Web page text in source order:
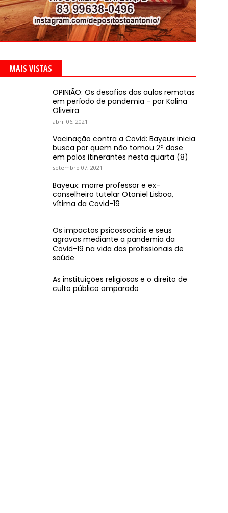
MAIS VISTAS
OPINIÃO: Os desafios das aulas remotas
em período de pandemia - por Kalina
Oliveira
abril 06, 2021
Vacinação contra a Covid: Bayeux inicia
busca por quem não tomou 2ª dose
em polos itinerantes nesta quarta (8)
setembro 07, 2021
Bayeux: morre professor e ex-
conselheiro tutelar Otoniel Lisboa,
vítima da Covid-19
Os impactos psicossociais e seus
agravos mediante a pandemia da
Covid-19 na vida dos profissionais de
saúde
As instituições religiosas e o direito de
culto público amparado